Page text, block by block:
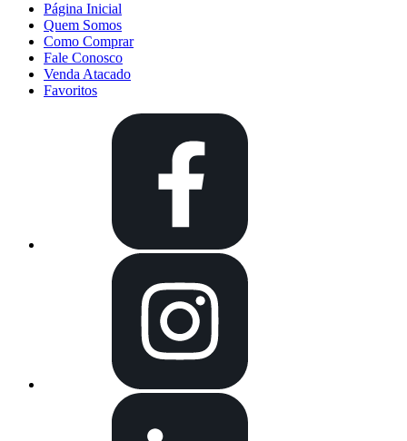
Página Inicial
Quem Somos
Como Comprar
Fale Conosco
Venda Atacado
Favoritos